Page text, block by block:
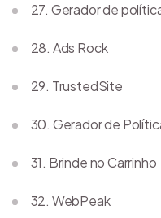
27. Gerador de
28. Ads Rock
29. TrustedSite
30. Gerador de
31. Brinde no Carrinho
32. WebPeak